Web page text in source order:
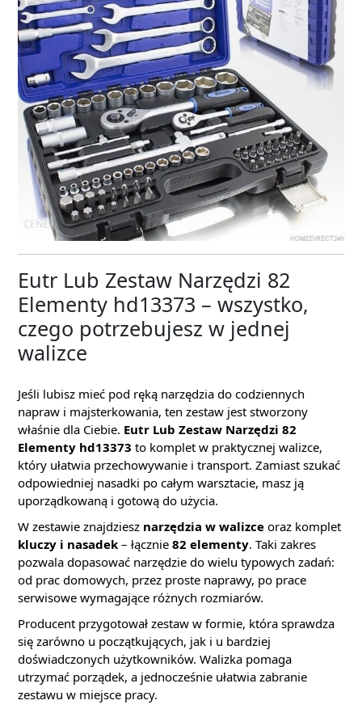
Eutr Lub Zestaw Narzędzi 82
Elementy hd13373 – wszystko,
czego potrzebujesz w jednej
walizce
Jeśli lubisz mieć pod ręką narzędzia do codziennych
napraw i majsterkowania, ten zestaw jest stworzony
właśnie dla Ciebie. Eutr Lub Zestaw Narzędzi 82
Elementy hd13373 to komplet w praktycznej walizce,
który ułatwia przechowywanie i transport. Zamiast szukać
odpowiedniej nasadki po całym warsztacie, masz ją
uporządkowaną i gotową do użycia.
W zestawie znajdziesz narzędzia w walizce oraz komplet
kluczy i nasadek – łącznie 82 elementy. Taki zakres
pozwala dopasować narzędzie do wielu typowych zadań:
od prac domowych, przez proste naprawy, po prace
serwisowe wymagające różnych rozmiarów.
Producent przygotował zestaw w formie, która sprawdza
się zarówno u początkujących, jak i u bardziej
doświadczonych użytkowników. Walizka pomaga
utrzymać porządek, a jednocześnie ułatwia zabranie
zestawu w miejsce pracy.